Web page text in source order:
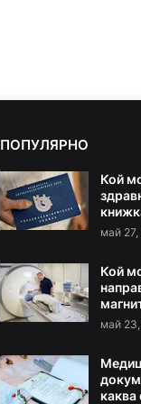
ПОПУЛЯРНО
Кой
май
Кой
май
каква